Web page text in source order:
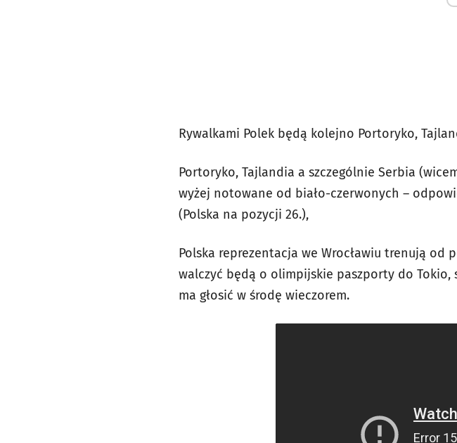
Rywalkami Polek będą kolejno Portoryko,
Portoryko, Tajlandia a szczególnie Serbia
wyżej notowane od biało-czerwonych –
(Polska na pozycji 26.),
Polska reprezentacja we Wrocławiu trenują od
walczyć będą o olimpijskie paszporty do Tokio,
ma głosić w środę wieczorem.